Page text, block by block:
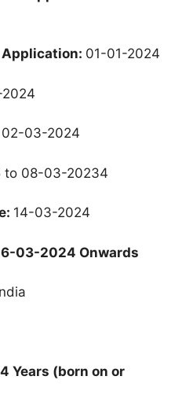
01-01-2024
02-03-2024
to 08-03-20234
14-03-2024
03-2024 Onwards
Years (born on or